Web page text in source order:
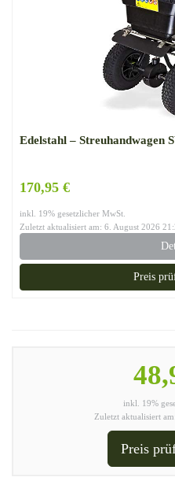
Edelstahl – Streuhandwagen
170,95 €
inkl. 19% gesetzlicher MwSt.
Zuletzt aktualisiert am: 6. August 2026
Preis
inkl. 19%
Zuletzt aktualisiert
Preis